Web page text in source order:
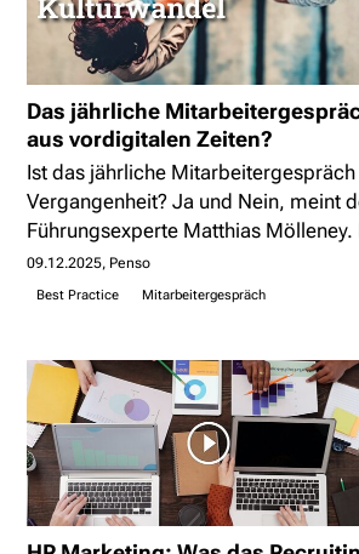
Das jährliche
aus vordigitalen Zeiten?
Ist das jährliche Mitarbeitergespräch
Vergangenheit? Ja und Nein, meint
Führungsexperte Matthias Mölleney.
09.12.2025 Penso
Best Practice Mitarbeitergespräch